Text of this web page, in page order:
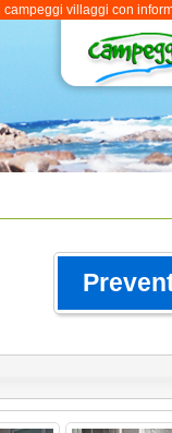
villaggi con